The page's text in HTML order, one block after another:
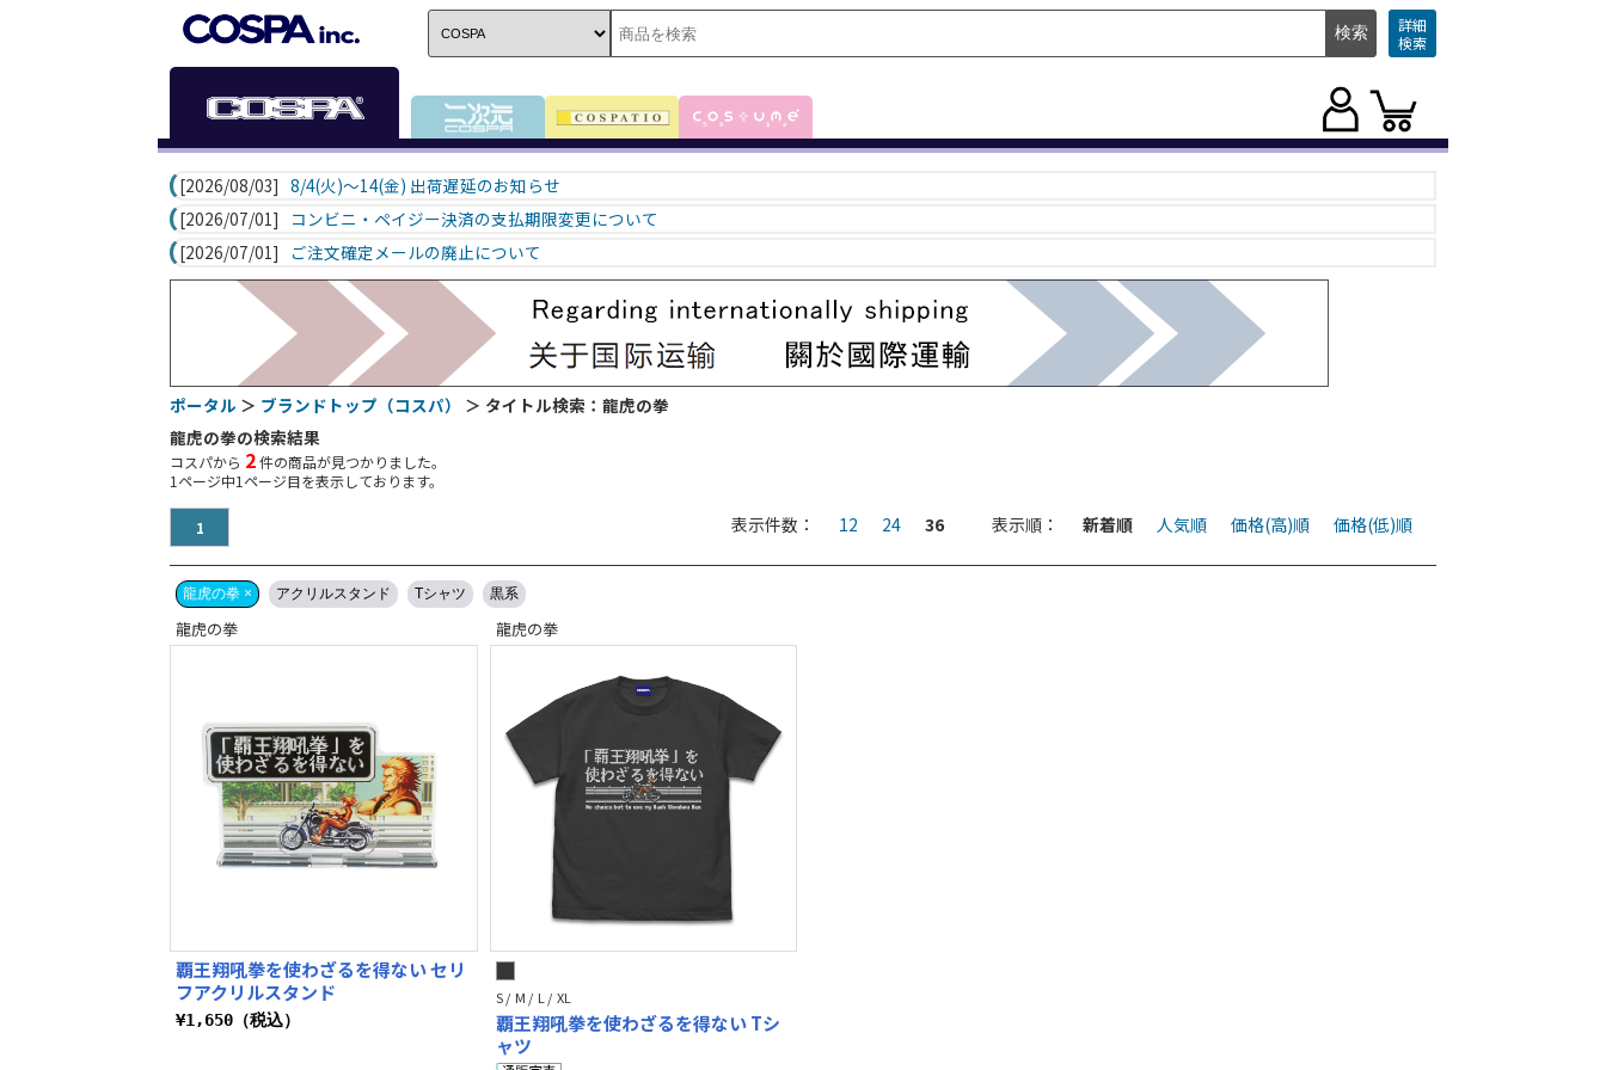
詳細
検索
[2026/08/03] 8/4(火)～14(金) 出荷遅延のお知らせ
[2026/07/01]
コンビニ・ペイジー決済の支払期限変更について
[2026/07/01]
ご注文確定メールの廃止について
ポータル ＞ ブランドトップ（コスパ）
＞ タイトル検索：龍虎の拳
龍虎の拳の検索結果
コスパから 2件の商品が見つかりました。
1 ページ中1 ページ目を表示しております。
1 表示件数： 12 24 36 表示順： 新着順 人気順 価格(高)順 価格(低)順
龍虎の拳 × アクリルスタンド Tシャツ 黒系
龍虎の拳
覇王翔吼拳を使わざるを得ない セリ
フアクリルスタンド
¥1,650（税込）
龍虎の拳
S / M / L / XL
覇王翔吼拳を使わざるを得ない Tシ
ャツ